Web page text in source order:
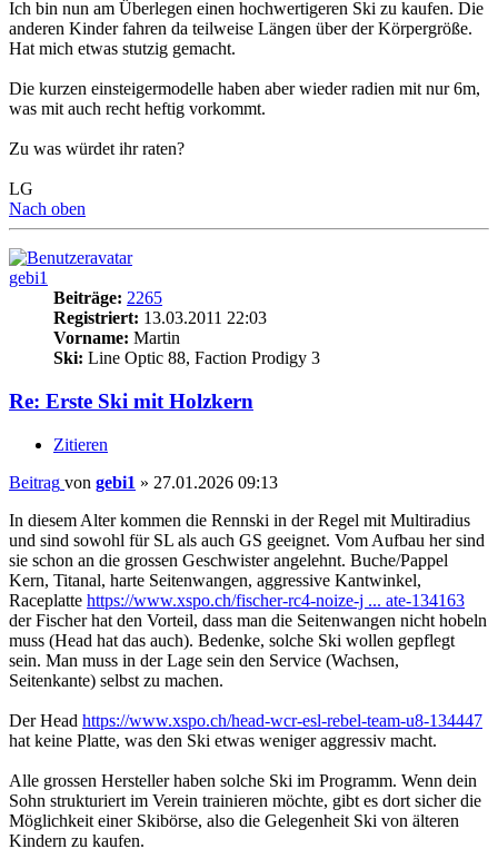
Ich bin nun am Überlegen einen hochwertigeren Ski zu kaufen. Die
anderen Kinder fahren da teilweise Längen über der Körpergröße.
Hat mich etwas stutzig gemacht.
Die kurzen einsteigermodelle haben aber wieder radien mit nur 6m,
was mit auch recht heftig vorkommt.
Zu was würdet ihr raten?
LG
Nach oben
gebi1
Beiträge: 2265
Registriert: 13.03.2011 22:03
Vorname: Martin
Ski: Line Optic 88, Faction Prodigy 3
Re: Erste Ski mit Holzkern
Zitieren
Beitrag von gebi1 » 27.01.2026 09:13
In diesem Alter kommen die Rennski in der Regel mit Multiradius
und sind sowohl für SL als auch GS geeignet. Vom Aufbau her sind
sie schon an die grossen Geschwister angelehnt. Buche/Pappel
Kern, Titanal, harte Seitenwangen, aggressive Kantwinkel,
Raceplatte https://www.xspo.ch/fischer-rc4-noize-j ... ate-134163
der Fischer hat den Vorteil, dass man die Seitenwangen nicht hobeln
muss (Head hat das auch). Bedenke, solche Ski wollen gepflegt
sein. Man muss in der Lage sein den Service (Wachsen,
Seitenkante) selbst zu machen.
Der Head https://www.xspo.ch/head-wcr-esl-rebel-team-u8-134447
hat keine Platte, was den Ski etwas weniger aggressiv macht.
Alle grossen Hersteller haben solche Ski im Programm. Wenn dein
Sohn strukturiert im Verein trainieren möchte, gibt es dort sicher die
Möglichkeit einer Skibörse, also die Gelegenheit Ski von älteren
Kindern zu kaufen.